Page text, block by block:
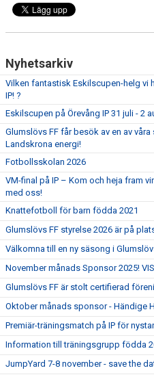
Nyhetsarkiv
Vilken fantastisk Eskilscupen-helg vi
IP! ?
Eskilscupen på Örevång IP 31 juli - 2
Glumslövs FF får besök av en av våra
Landskrona energi!
Fotbollsskolan 2026
VM-final på IP – Kom och heja fram
med oss!
Knattefotboll för barn födda 2021
Glumslövs FF styrelse 2026 är på
Välkomna till en ny säsong i
November månads Sponsor 2025!
Glumslövs FF är stolt certifierad
Oktober månads sponsor - Händige
Premiär-träningsmatch på IP för
Information till träningsgrupp födda
JumpYard 7-8 november - save the